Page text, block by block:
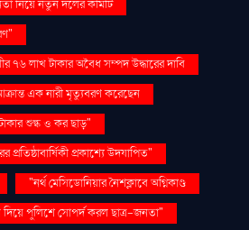
নিয়ে নতুন দলের কমিটি
৭৬ লাখ টাকার অবৈধ সম্পদ উদ্ধারের দাবি
এক নারী মৃত্যুবরণ করেছেন
শুল্ক ও কর ছাড়"
প্রকাশ্যে উদযাপিত"
"নর্থ মেসিডোনিয়ার নৈশক্লাবে অগ্নিকাণ্ড
দিয়ে পুলিশে সোপর্দ করল ছাত্র-জনতা"